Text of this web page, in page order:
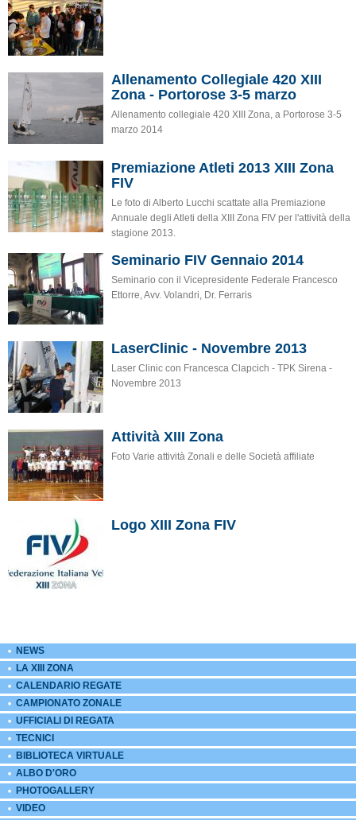
Allenamento Collegiale 420 XIII
Zona - Portorose 3-5 marzo
Allenamento collegiale 420 XIII Zona, a Portorose 3-5
marzo 2014
Premiazione Atleti 2013 XIII Zona
FIV
Le foto di Alberto Lucchi scattate alla Premiazione
Annuale degli Atleti della XIII Zona FIV per l'attività della
stagione 2013.
Seminario FIV Gennaio 2014
Seminario con il Vicepresidente Federale Francesco
Ettorre, Avv. Volandri, Dr. Ferraris
LaserClinic - Novembre 2013
Laser Clinic con Francesca Clapcich - TPK Sirena -
Novembre 2013
Attività XIII Zona
Foto Varie attività Zonali e delle Società affiliate
Logo XIII Zona FIV
NEWS
LA XIII ZONA
CALENDARIO REGATE
CAMPIONATO ZONALE
UFFICIALI DI REGATA
TECNICI
BIBLIOTECA VIRTUALE
ALBO D'ORO
PHOTOGALLERY
VIDEO